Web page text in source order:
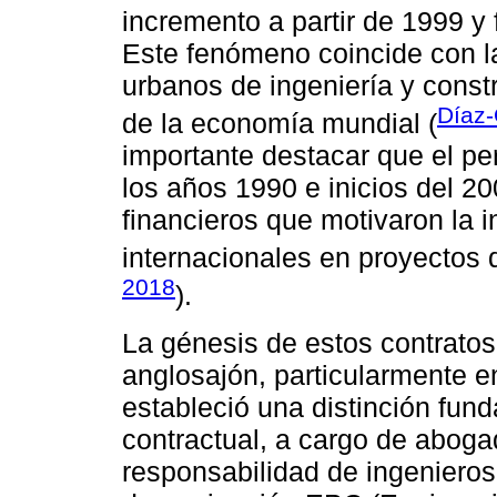
incremento a partir de 1999
Este fenómeno coincide con
urbanos de ingeniería y
de la economía mundial (
importante destacar que el
los años 1990 e inicios del
financieros que motivaron la
internacionales en proyectos
2018).
La génesis de estos
anglosajón, particularmente
estableció una distinción
contractual, a cargo de
responsabilidad de